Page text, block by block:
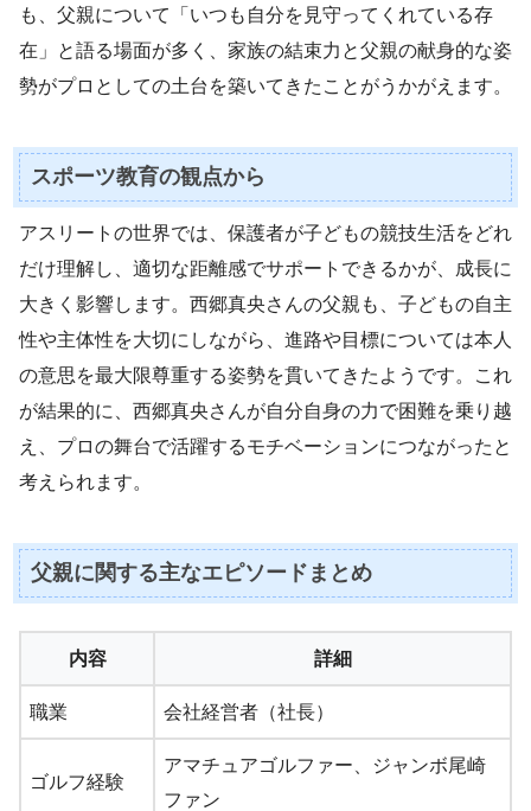
も、父親について「いつも自分を見守ってくれている存
在」と語る場面が多く、家族の結束力と父親の献身的な姿
勢がプロとしての土台を築いてきたことがうかがえます。
スポーツ教育の観点から
アスリートの世界では、保護者が子どもの競技生活をどれ
だけ理解し、適切な距離感でサポートできるかが、成長に
大きく影響します。西郷真央さんの父親も、子どもの自主
性や主体性を大切にしながら、進路や目標については本人
の意思を最大限尊重する姿勢を貫いてきたようです。これ
が結果的に、西郷真央さんが自分自身の力で困難を乗り越
え、プロの舞台で活躍するモチベーションにつながったと
考えられます。
父親に関する主なエピソードまとめ
内容 詳細
職業 会社経営者（社長）
ゴルフ経験
アマチュアゴルファー、ジャンボ尾崎
ファン